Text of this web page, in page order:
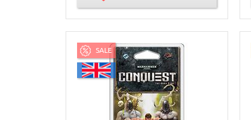
SALE